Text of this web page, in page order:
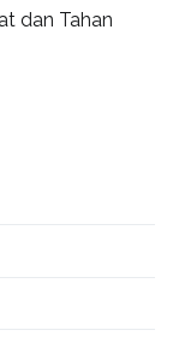
dan Tahan